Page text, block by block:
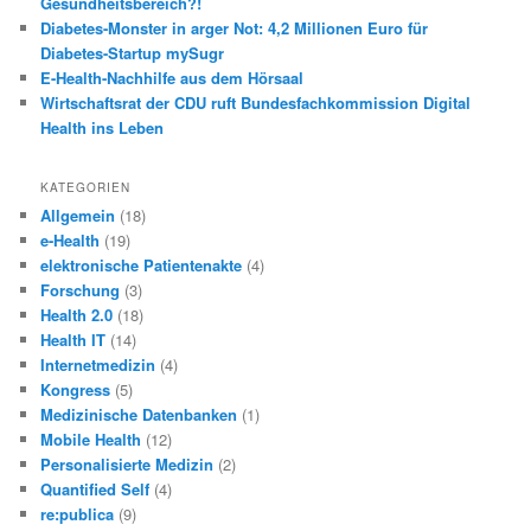
Diabetes-Monster in arger Not: 4,2 Millionen Euro für
Diabetes-Startup mySugr
E-Health-Nachhilfe aus dem Hörsaal
Wirtschaftsrat der CDU ruft Bundesfachkommission Digital
Health ins Leben
KATEGORIEN
Allgemein (18)
e-Health (19)
elektronische Patientenakte (4)
Forschung (3)
Health 2.0 (18)
Health IT (14)
Internetmedizin (4)
Kongress (5)
Medizinische Datenbanken (1)
Mobile Health (12)
Personalisierte Medizin (2)
Quantified Self (4)
re:publica (9)